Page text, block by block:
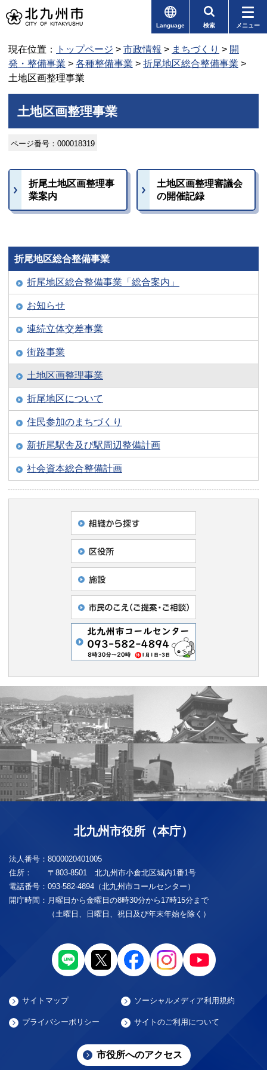
Language 検索 メニュー
現在位置： トップページ > 市政情報 > まちづくり > 開
発・整備事業 > 各種整備事業 > 折尾地区総合整備事業 >
土地区画整理事業
土地区画整理事業
ページ番号：000018319
折尾土地区画整理事
業案内
土地区画整理審議会
の開催記録
折尾地区総合整備事業
折尾地区総合整備事業「総合案内」
お知らせ
連続立体交差事業
街路事業
土地区画整理事業
折尾地区について
住民参加のまちづくり
新折尾駅舎及び駅周辺整備計画
社会資本総合整備計画
北九州市役所（本庁）
法人番号： 8000020401005
住所：
〒803-8501 北九州市小倉北区城内1番1号
電話番号： 093-582-4894（北九州市コールセンター）
開庁時間： 月曜日から金曜日の8時30分から17時15分まで
（土曜日、日曜日、祝日及び年末年始を除く）
サイトマップ ソーシャルメディア利用規約
プライバシーポリシー サイトのご利用について
市役所へのアクセス